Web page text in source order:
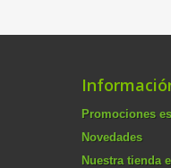
Promociones
Novedades
Nuestra tienda